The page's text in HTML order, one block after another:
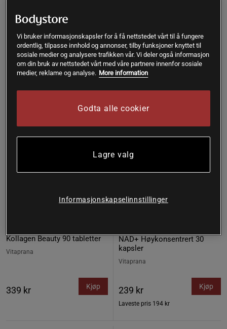
399 kr Kjøp 199 kr Kjøp
Kjøp flere - opptil 20%
Kollagen Beauty 90 tabletter
Vitaprana
339 kr Kjøp
Prisfunn
NAD+ Høykonsentrert 30
kapsler
Vitaprana
239 kr
Laveste pris 194 kr
Kjøp
Vi bruker informasjonskapsler for å få nettstedet vårt til å fungere
ordentlig, tilpasse innhold og annonser, tilby funksjoner knyttet til
sosiale medier og analysere trafikken vår. Vi deler også informasjon
om din bruk av nettstedet vårt med våre partnere innenfor sosiale
medier, reklame og analyse. More information
Godta alle cookier
Lagre valg
Informasjonskapselinnstillinger